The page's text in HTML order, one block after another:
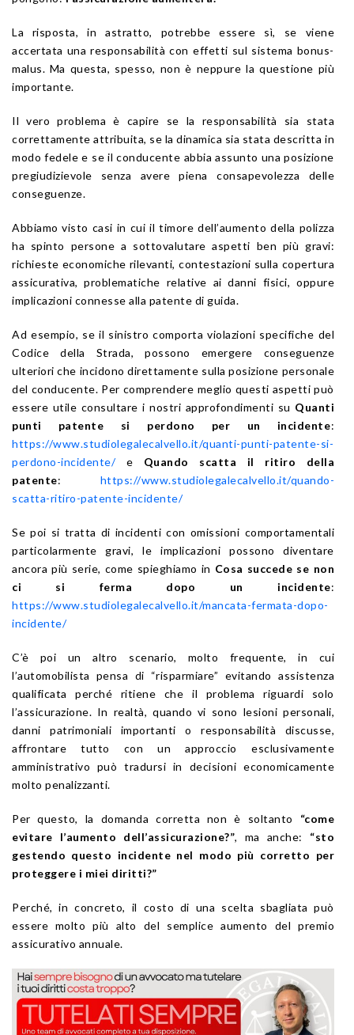
La risposta, in astratto, potrebbe essere sì, se viene
accertata una responsabilità con effetti sul sistema bonus-
malus. Ma questa, spesso, non è neppure la questione più
importante.
Il vero problema è capire se la responsabilità sia stata
correttamente attribuita, se la dinamica sia stata descritta in
modo fedele e se il conducente abbia assunto una posizione
pregiudizievole senza avere piena consapevolezza delle
conseguenze.
Abbiamo visto casi in cui il timore dell’aumento della polizza
ha spinto persone a sottovalutare aspetti ben più gravi:
richieste economiche rilevanti, contestazioni sulla copertura
assicurativa, problematiche relative ai danni fisici, oppure
implicazioni connesse alla patente di guida.
Ad esempio, se il sinistro comporta violazioni specifiche del
Codice della Strada, possono emergere conseguenze
ulteriori che incidono direttamente sulla posizione personale
del conducente. Per comprendere meglio questi aspetti può
essere utile consultare i nostri approfondimenti su Quanti
punti patente si perdono per un incidente:
https://www.studiolegalecalvello.it/quanti-punti-patente-si-
perdono-incidente/e Quando scatta il ritiro della
patente: https://www.studiolegalecalvello.it/quando-
scatta-ritiro-patente-incidente/
Se poi si tratta di incidenti con omissioni comportamentali
particolarmente gravi, le implicazioni possono diventare
ancora più serie, come spieghiamo in Cosa succede se non
ci si ferma dopo un incidente:
https://www.studiolegalecalvello.it/mancata-fermata-dopo-
incidente/
C’è poi un altro scenario, molto frequente, in cui
l’automobilista pensa di “risparmiare” evitando assistenza
qualificata perché ritiene che il problema riguardi solo
l’assicurazione. In realtà, quando vi sono lesioni personali,
danni patrimoniali importanti o responsabilità discusse,
affrontare tutto con un approccio esclusivamente
amministrativo può tradursi in decisioni economicamente
molto penalizzanti.
Per questo, la domanda corretta non è soltanto “come
evitare l’aumento dell’assicurazione?”, ma anche: “sto
gestendo questo incidente nel modo più corretto per
proteggere i miei diritti?”
Perché, in concreto, il costo di una scelta sbagliata può
essere molto più alto del semplice aumento del premio
assicurativo annuale.